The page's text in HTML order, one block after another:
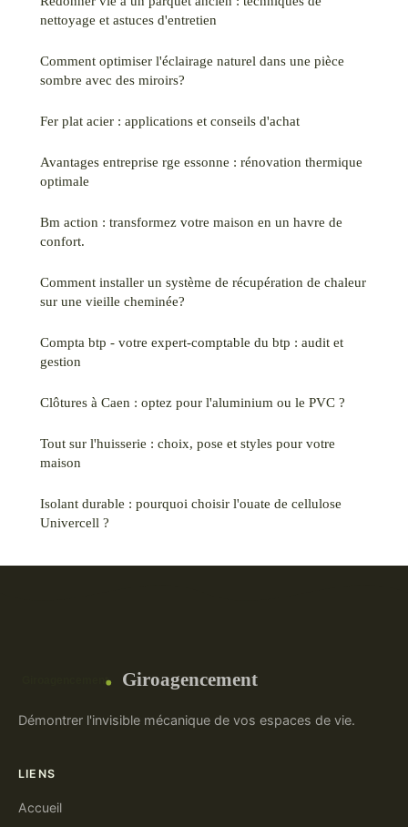
nettoyage et astuces d'entretien
Comment optimiser l'éclairage naturel dans une pièce
sombre avec des miroirs?
Fer plat acier : applications et conseils d'achat
Avantages entreprise rge essonne : rénovation thermique
optimale
Bm action : transformez votre maison en un havre de
confort.
Comment installer un système de récupération de chaleur
sur une vieille cheminée?
Compta btp - votre expert-comptable du btp : audit et
gestion
Clôtures à Caen : optez pour l'aluminium ou le PVC ?
Tout sur l'huisserie : choix, pose et styles pour votre
maison
Isolant durable : pourquoi choisir l'ouate de cellulose
Univercell ?
Giroagencement
Démontrer l'invisible mécanique de vos espaces de vie.
LIENS
Accueil